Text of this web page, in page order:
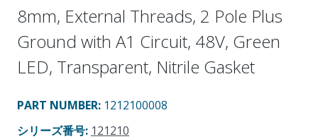
8mm, External Threads, 2 Pole Plus
Ground with A1 Circuit, 48V, Green
LED, Transparent, Nitrile Gasket
PART NUMBER: 1212100008
シリーズ番号: 121210